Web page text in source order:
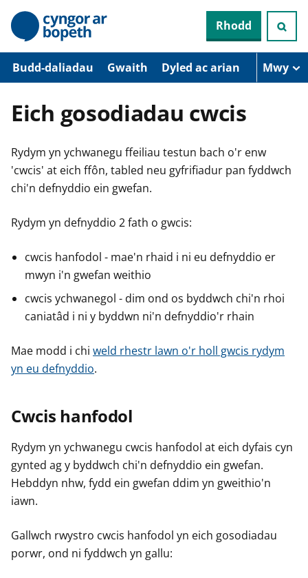
N
d
w
Rhodd
Budd-daliadau Gwaith Dyled ac arian Mwy
Eich gosodiadau cwcis
Rydym yn ychwanegu ffeiliau testun bach o'r enw
'cwcis' at eich ffôn, tabled neu gyfrifiadur pan fyddwch
chi'n defnyddio ein gwefan.
Rydym yn defnyddio 2 fath o gwcis:
cwcis hanfodol - mae'n rhaid i ni eu defnyddio er
mwyn i'n gwefan weithio
cwcis ychwanegol - dim ond os byddwch chi'n rhoi
caniatâd i ni y byddwn ni'n defnyddio'r rhain
Mae modd i chi weld rhestr lawn o'r holl gwcis rydym
yn eu defnyddio.
Cwcis hanfodol
Rydym yn ychwanegu cwcis hanfodol at eich dyfais cyn
gynted ag y byddwch chi'n defnyddio ein gwefan.
Hebddyn nhw, fydd ein gwefan ddim yn gweithio'n
iawn.
Gallwch rwystro cwcis hanfodol yn eich gosodiadau
porwr, ond ni fyddwch yn gallu: